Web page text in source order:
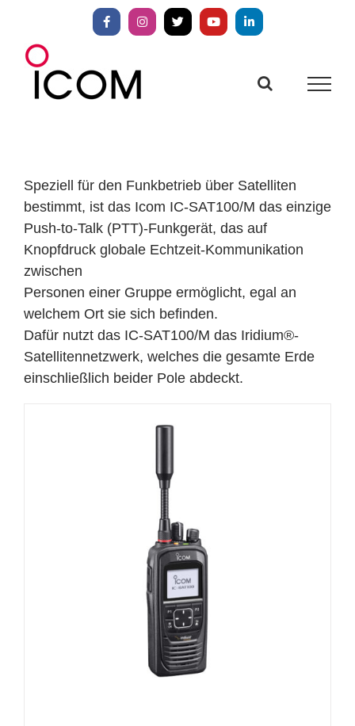
springen
FacebookInstagram
X YouTubeLinkedIn
Speziell für den Funkbetrieb über Satelliten
bestimmt, ist das Icom IC-SAT100/M das einzige
Push-to-Talk (PTT)-Funkgerät, das auf
Knopfdruck globale Echtzeit-Kommunikation
zwischen
Personen einer Gruppe ermöglicht, egal an
welchem Ort sie sich befinden.
Dafür nutzt das IC-SAT100/M das Iridium®-
Satellitennetzwerk, welches die gesamte Erde
einschließlich beider Pole abdeckt.